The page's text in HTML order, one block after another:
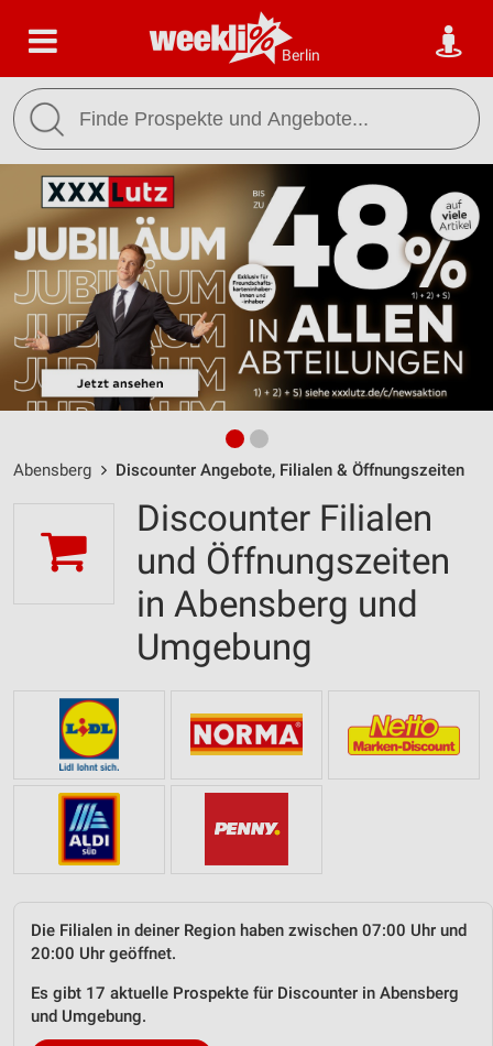
Berlin
Abensberg Discounter Angebote, Filialen & Öffnungszeiten
Discounter Filialen
und Öffnungszeiten
in Abensberg und
Umgebung
Die Filialen in deiner Region haben zwischen 07:00 Uhr und
20:00 Uhr geöffnet.
Es gibt 17 aktuelle Prospekte für Discounter in Abensberg
und Umgebung.